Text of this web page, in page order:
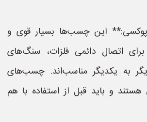
این چسب‌ها بسیار قوی و
اتصال دائمی فلزات، سنگ‌های
به یکدیگر مناسب‌اند. چسب‌های
و باید قبل از استفاده با هم